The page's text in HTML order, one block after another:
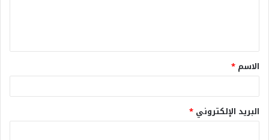
الاسم *
البريد الإلكتروني *